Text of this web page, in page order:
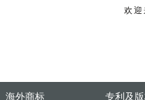
欢迎
海外商标 专利及